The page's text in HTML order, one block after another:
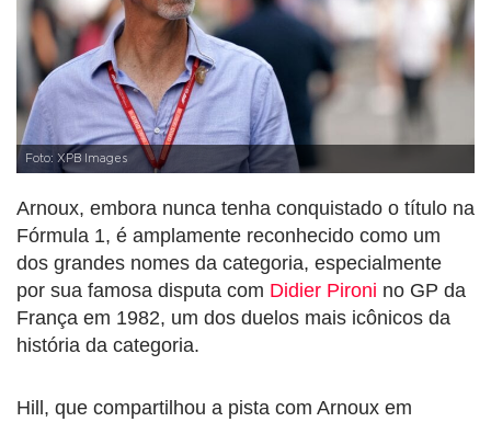
Foto: XPB Images
Arnoux, embora nunca tenha conquistado o título na
Fórmula 1, é amplamente reconhecido como um
dos grandes nomes da categoria, especialmente
por sua famosa disputa com Didier Pironi no GP da
França em 1982, um dos duelos mais icônicos da
história da categoria.
Hill, que compartilhou a pista com Arnoux em